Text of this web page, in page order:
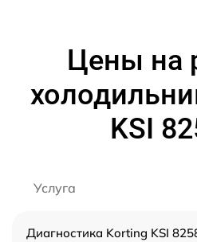
Цены на
KSI
Услуга
Диагностика Korting KSI